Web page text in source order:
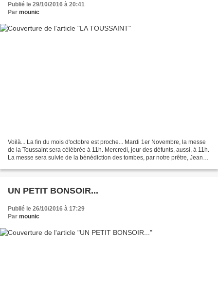
Publié le 29/10/2016 à 20:41
Par mounic
Voilà... La fin du mois d'octobre est proche... Mardi 1er Novembre, la messe
de la Toussaint sera célébrée à 11h. Mercredi, jour des défunts, aussi, à 11h.
La messe sera suivie de la bénédiction des tombes, par notre prêtre, Jean-
UN PETIT BONSOIR...
Publié le 26/10/2016 à 17:29
Par mounic